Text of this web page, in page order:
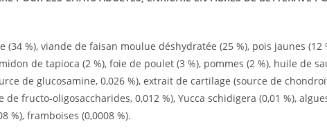
%), viande de faisan moulue déshydratée (25 %), pois jaunes
de tapioca (2 %), foie de poulet (3 %), pommes (2 %), huile de
de glucosamine, 0,026 %), extrait de cartilage (source de
fructo-oligosaccharides, 0,012 %), Yucca schidigera (0,01 %),
%), framboises (0,0008 %).